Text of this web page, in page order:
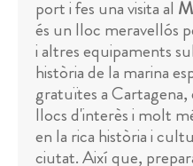
port i fes una visita al
és un lloc meravellós
i altres equipaments
història de la marina
gratuïtes a
llocs d'interès i molt
en la rica història i
ciutat. Així que,